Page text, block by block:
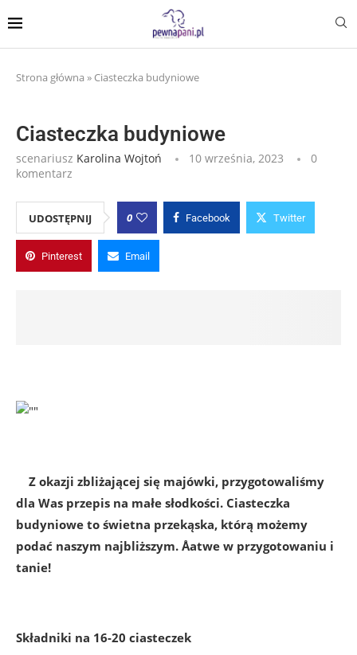
Strona główna » Ciasteczka budyniowe
Ciasteczka budyniowe
scenariusz Karolina Wojtoń 10 września, 2023
0
komentarz
UDOSTĘPNIJ 0 Facebook Twitter
Pinterest Email
Z okazji zbliżającej się majówki, przygotowaliśmy
dla Was przepis na małe słodkości. Ciasteczka
budyniowe to świetna przekąska, którą możemy
podać naszym najbliższym. Åatwe w przygotowaniu i
tanie!
Składniki na 16-20 ciasteczek